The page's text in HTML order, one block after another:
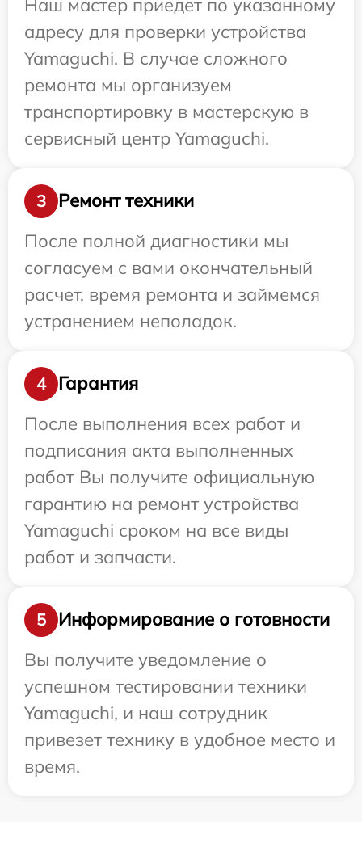
Наш мастер приедет по указанному
адресу для проверки устройства
Yamaguchi. В случае сложного
ремонта мы организуем
транспортировку в мастерскую в
сервисный центр Yamaguchi.
3
Ремонт техники
После полной диагностики мы
согласуем с вами окончательный
расчет, время ремонта и займемся
устранением неполадок.
4
Гарантия
После выполнения всех работ и
подписания акта выполненных
работ Вы получите официальную
гарантию на ремонт устройства
Yamaguchi сроком на все виды
работ и запчасти.
5
Информирование о готовности
Вы получите уведомление о
успешном тестировании техники
Yamaguchi, и наш сотрудник
привезет технику в удобное место и
время.